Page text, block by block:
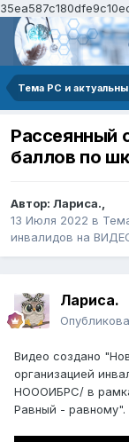
Рассеянный
баллов по
Автор: Лариса.,
13 Июля 2022 в
инвалидов на
Лариса.
Видео создано
организацией
НОООИБРС/ в
Равный - равному".